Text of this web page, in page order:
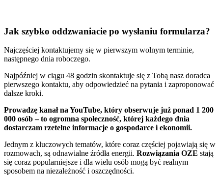
Jak szybko oddzwaniacie po wysłaniu formularza?
Najczęściej kontaktujemy się w pierwszym wolnym terminie,
następnego dnia roboczego.
Najpóźniej w ciągu 48 godzin skontaktuje się z Tobą nasz doradca
pierwszego kontaktu, aby odpowiedzieć na pytania i zaproponować
dalsze kroki.
Prowadzę kanał na YouTube, który obserwuje już ponad 1 200
000 osób – to ogromna społeczność, której każdego dnia
dostarczam rzetelne informacje o gospodarce i ekonomii.
Jednym z kluczowych tematów, które coraz częściej pojawiają się w
rozmowach, są odnawialne źródła energii. Rozwiązania OZE stają
się coraz popularniejsze i dla wielu osób mogą być realnym
sposobem na niezależność i oszczędności.